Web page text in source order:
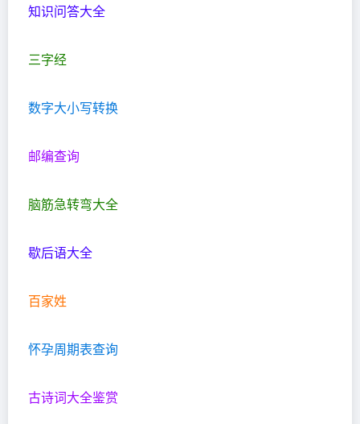
知识问答大全
三字经
数字大小写转换
邮编查询
脑筋急转弯大全
歇后语大全
百家姓
怀孕周期表查询
古诗词大全鉴赏